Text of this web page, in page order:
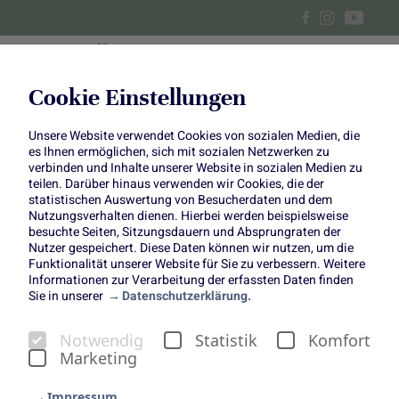
Cookie Einstellungen
Unsere Website verwendet Cookies von sozialen Medien, die
es Ihnen ermöglichen, sich mit sozialen Netzwerken zu
verbinden und Inhalte unserer Website in sozialen Medien zu
teilen. Darüber hinaus verwenden wir Cookies, die der
statistischen Auswertung von Besucherdaten und dem
Nutzungsverhalten dienen. Hierbei werden beispielsweise
besuchte Seiten, Sitzungsdauern und Absprungraten der
Nutzer gespeichert. Diese Daten können wir nutzen, um die
Funktionalität unserer Website für Sie zu verbessern. Weitere
Informationen zur Verarbeitung der erfassten Daten finden
Sie in unserer
Datenschutzerklärung.
Notwendig Statistik
Komfort
Marketing
Der Garten als Ort zum
Durchatmen
Der Garten ist für viele Menschen ein Ort der Arbeit. Es
wird gepflanzt, geschnitten, gegossen und umgestaltet.
Doch manchmal lohnt es sich, kurz innezuhalten und den
Garten nicht als Projekt, sondern als Rückzugsort zu
betrachten. Genau diese Gedanken teilt Irina von